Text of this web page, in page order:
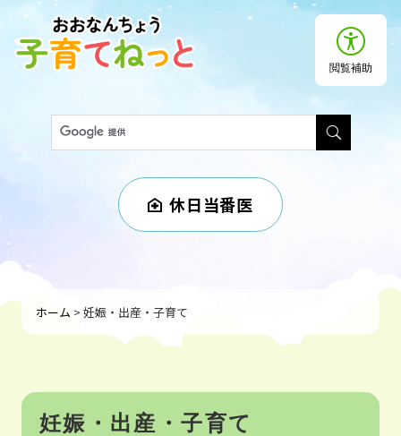
メニューを飛ばして本文へ
閲覧補助
検
索
休日当番医
ホーム > 妊娠・出産・子育て
本
妊娠・出産・子育て